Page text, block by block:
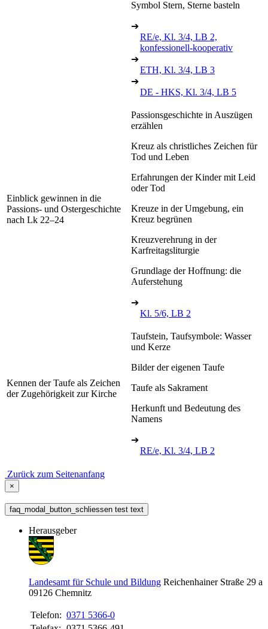
Symbol Stern, Sterne basteln
➔
RE/e, Kl. 3/4, LB 2,
konfessionell-kooperativ
➔
ETH, Kl. 3/4, LB 3
➔
DE - HKS, Kl. 3/4, LB 5
Einblick gewinnen in die
Passions- und Ostergeschichte
nach Lk 22–24
Passionsgeschichte in Auszügen
erzählen
Kreuz als christliches Zeichen für
Tod und Leben
Erfahrungen der Kinder mit Leid
oder Tod
Kreuze in der Umgebung, ein
Kreuz begrünen
Kreuzverehrung in der
Karfreitagsliturgie
Grundlage der Hoffnung: die
Auferstehung
➔
Kl. 5/6, LB 2
Kennen der Taufe als Zeichen
der Zugehörigkeit zur Kirche
Taufstein, Taufsymbole: Wasser
und Kerze
Bilder der eigenen Taufe
Taufe als Sakrament
Herkunft und Bedeutung des
Namens
➔
RE/e, Kl. 3/4, LB 2
Zurück zum Seitenanfang
×
faq_modal_button_schliessen test text
Herausgeber
Landesamt für Schule und Bildung Reichenhainer Straße 29 a
09126 Chemnitz
Telefon: 0371 5366-0